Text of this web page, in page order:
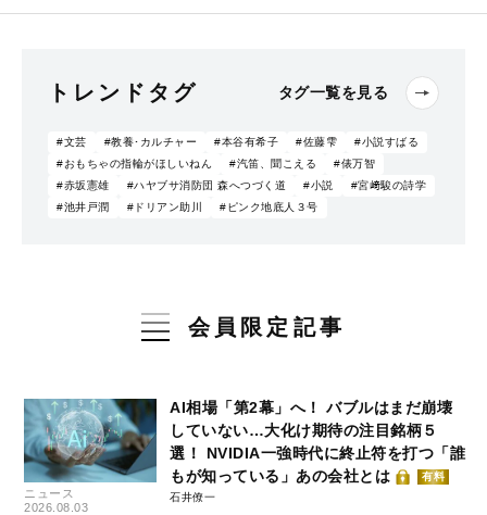
トレンドタグ タグ一覧を見る
#文芸 #教養･カルチャー #本谷有希子 #佐藤雫
#小説すばる
#おもちゃの指輪がほしいねん
#汽笛、聞こえる
#俵万智
#赤坂憲雄
#ハヤブサ消防団 森へつづく道 #小説
#宮﨑駿の詩学
#池井戸潤
#ドリアン助川 #ピンク地底人３号
会員限定記事
ニュース
2026.08.03
AI相場「第2幕」へ！ バブルはまだ崩壊
していない…大化け期待の注目銘柄５
選！ NVIDIA一強時代に終止符を打つ「誰
もが知っている」あの会社とは
有料
石井僚一